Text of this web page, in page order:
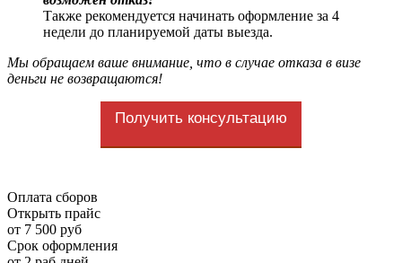
Также рекомендуется начинать оформление за 4
недели до планируемой даты выезда.
Мы обращаем ваше внимание, что в случае отказа в визе
деньги не возвращаются!
Получить консультацию
Оплата сборов
Открыть прайс
от 7 500 руб
Срок оформления